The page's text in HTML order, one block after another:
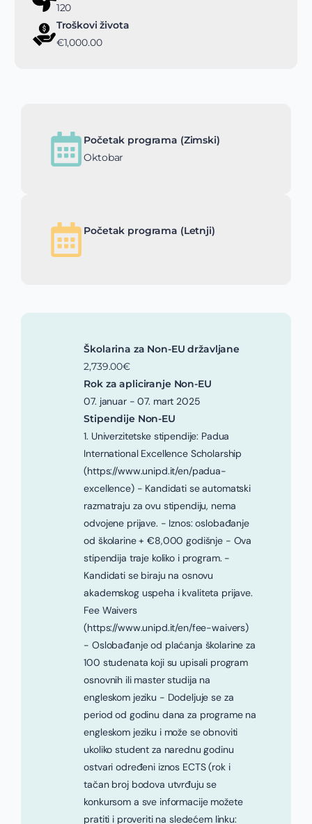
120
Troškovi života
€1,000.00
Početak programa (Zimski)
Oktobar
Početak programa (Letnji)
Školarina za Non-EU državljane
2,739.00€
Rok za apliciranje Non-EU
07. januar - 07. mart 2025
Stipendije Non-EU
1. Univerzitetske stipendije: Padua
International Excellence Scholarship
(https://www.unipd.it/en/padua-
excellence) - Kandidati se automatski
razmatraju za ovu stipendiju, nema
odvojene prijave. - Iznos: oslobađanje
od školarine + €8,000 godišnje - Ova
stipendija traje koliko i program. -
Kandidati se biraju na osnovu
akademskog uspeha i kvaliteta prijave.
Fee Waivers
(https://www.unipd.it/en/fee-waivers)
- Oslobađanje od plaćanja školarine za
100 studenata koji su upisali program
osnovnih ili master studija na
engleskom jeziku - Dodeljuje se za
period od godinu dana za programe na
engleskom jeziku i može se obnoviti
ukoliko student za narednu godinu
ostvari određeni iznos ECTS (rok i
tačan broj bodova utvrđuju se
konkursom a sve informacije možete
pratiti i proveriti na sledećem linku: